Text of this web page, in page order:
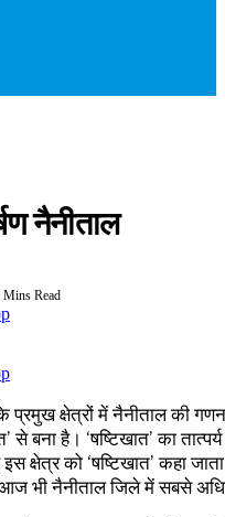
नैनीताल
Mins Read
क्षेत्रों में नैनीताल की
बना है। ‘षष्टिखात’ का
क्षेत्र को ‘षष्टिखात’ कहा
भी नैनीताल जिले में सबसे